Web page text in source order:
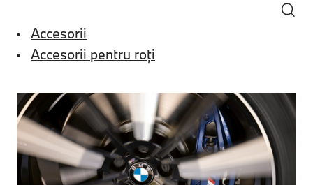
Accesorii
Accesorii pentru roți